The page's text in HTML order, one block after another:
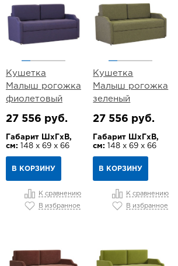
Кушетка
Малыш рогожка
фиолетовый
27 556 руб.
Габарит ШхГхВ,
см: 148 х 69 х 66
В КОРЗИНУ
К сравнению
В избранное
Кушетка
Малыш рогожка
зеленый
27 556 руб.
Габарит ШхГхВ,
см:
148 х 69 х 66
В КОРЗИНУ
К сравнению
В избранное